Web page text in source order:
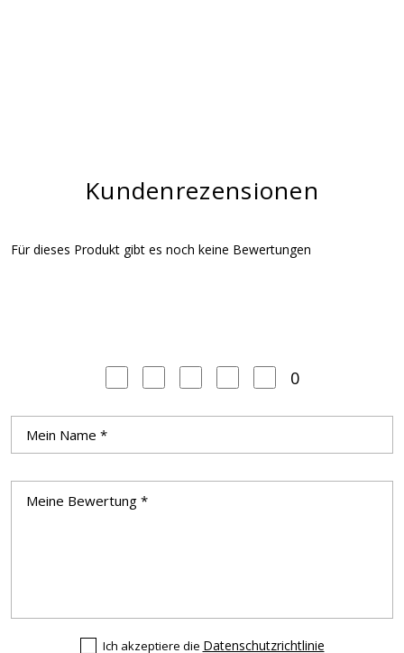
Kundenrezensionen
Für dieses Produkt gibt es noch keine Bewertungen
0
Ich akzeptiere die Datenschutzrichtlinie